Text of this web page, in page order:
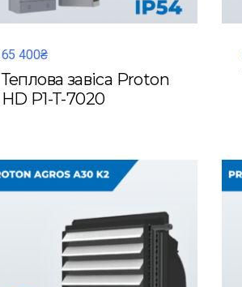
65 400₴
Теплова завіса Proton
HD P1-T-7020